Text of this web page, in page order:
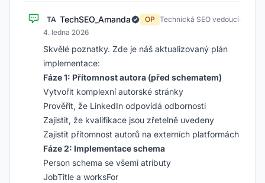
TA TechSEO_Amanda OP Technická SEO vedoucí·
4. ledna 2026
Skvělé poznatky. Zde je náš aktualizovaný plán
implementace:
Fáze 1: Přítomnost autora (před schematem)
Vytvořit komplexní autorské stránky
Prověřit, že LinkedIn odpovídá odbornosti
Zajistit, že kvalifikace jsou zřetelně uvedeny
Zajistit přítomnost autorů na externích platformách
Fáze 2: Implementace schema
Person schema se všemi atributy
JobTitle a worksFor